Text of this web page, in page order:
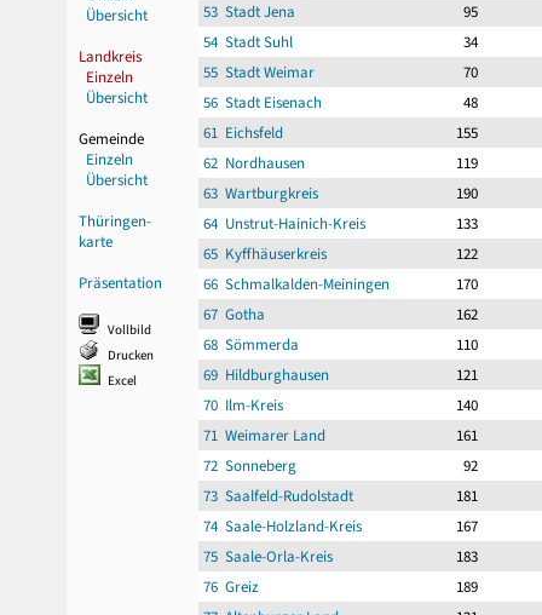
Übersicht
Landkreis
Einzeln
Übersicht
Gemeinde
Einzeln
Übersicht
Thüringen-
karte
Präsentation
Vollbild
Drucken
Excel
53 Stadt Jena
95
54 Stadt Suhl
34
55 Stadt Weimar
70
56 Stadt Eisenach
48
61 Eichsfeld
155
62 Nordhausen
119
63 Wartburgkreis
190
64 Unstrut-Hainich-Kreis
133
65 Kyffhäuserkreis
122
66 Schmalkalden-Meiningen
170
67 Gotha
162
68 Sömmerda
110
69 Hildburghausen
121
70 Ilm-Kreis
140
71 Weimarer Land
161
72 Sonneberg
92
73 Saalfeld-Rudolstadt
181
74 Saale-Holzland-Kreis
167
75 Saale-Orla-Kreis
183
76 Greiz
189